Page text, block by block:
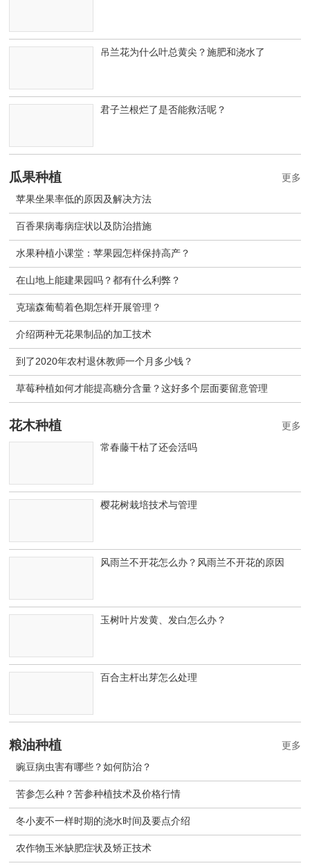
吊兰花为什么叶总黄尖？施肥和浇水了
君子兰根烂了是否能救活呢？
瓜果种植
苹果坐果率低的原因及解决方法
百香果病毒病症状以及防治措施
水果种植小课堂：苹果园怎样保持高产？
在山地上能建果园吗？都有什么利弊？
克瑞森葡萄着色期怎样开展管理？
介绍两种无花果制品的加工技术
到了2020年农村退休教师一个月多少钱？
草莓种植如何才能提高糖分含量？这好多个层面要留意管理
更多
花木种植
常春藤干枯了还会活吗
樱花树栽培技术与管理
风雨兰不开花怎么办？风雨兰不开花的原因
玉树叶片发黄、发白怎么办？
百合主杆出芽怎么处理
更多
粮油种植
豌豆病虫害有哪些？如何防治？
苦参怎么种？苦参种植技术及价格行情
冬小麦不一样时期的浇水时间及要点介绍
农作物玉米缺肥症状及矫正技术
更多